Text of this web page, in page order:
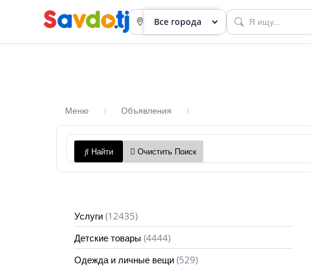
приборов
Меню Объявления
Найти Очистить Поиск
Услуги (12435)
Детские товары (4444)
Одежда и личные вещи (529)